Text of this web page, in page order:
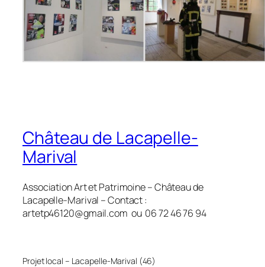
Château de Lacapelle-
Marival
Association Art et Patrimoine – Château de
Lacapelle-Marival – Contact :
artetp46120@gmail.com ou 06 72 46 76 94
Projet local – Lacapelle-Marival (46)